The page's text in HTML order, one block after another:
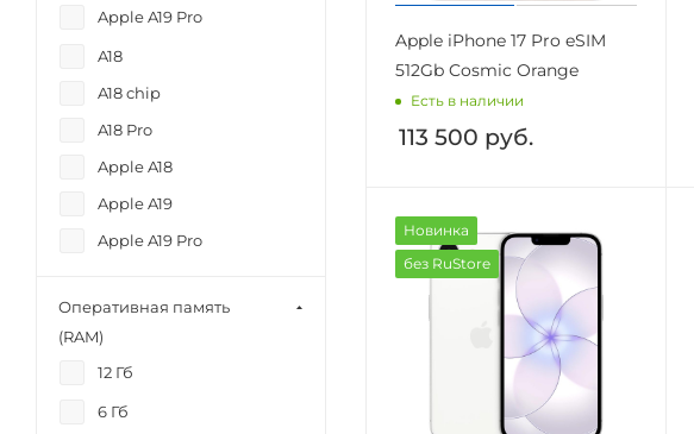
Apple iPhone 17 Pro eSIM
512Gb Cosmic Orange
Есть в наличии
113 500 руб.
Новинка
без RuStore
Apple A19 Pro
A18
A18 chip
A18 Pro
Apple A18
Apple A19
Apple A19 Pro
Оперативная память
(RAM)
12 Гб
6 Гб